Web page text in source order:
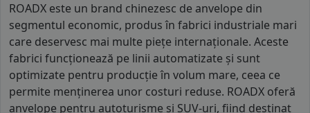
ROADX este un brand chinezesc de anvelope din
segmentul economic, produs în fabrici industriale mari
care deservesc mai multe piețe internaționale. Aceste
fabrici funcționează pe linii automatizate și sunt
optimizate pentru producție în volum mare, ceea ce
permite menținerea unor costuri reduse. ROADX oferă
anvelope pentru autoturisme și SUV-uri, fiind destinat